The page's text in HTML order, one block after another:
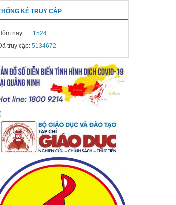
KÊ TRUY CẬP
nay:
1524
truy cập: 5134672